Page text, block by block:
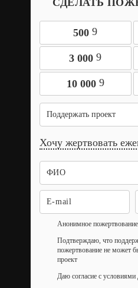
СДЕЛАТЬ
500 9
3 000 9
10 000 9
Поддержать проект
Хочу жертвовать
Анонимное пожертвование
Подтверждаю, что
пожертвование не может
проект
Даю согласие с условиями